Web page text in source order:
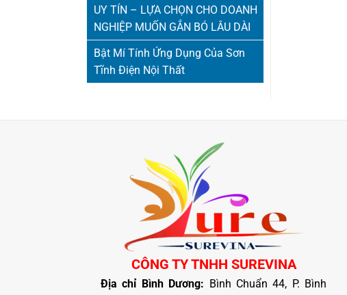
UY TÍN – LỰA CHỌN CHO DOANH
NGHIỆP MUỐN GẮN BÓ LÂU DÀI
Bật Mí Tính Ứng Dụng Của Sơn
Tĩnh Điện Nội Thất
CÔNG TY TNHH SUREVINA
Địa chỉ Bình Dương: Bình Chuẩn 44, P. Bình